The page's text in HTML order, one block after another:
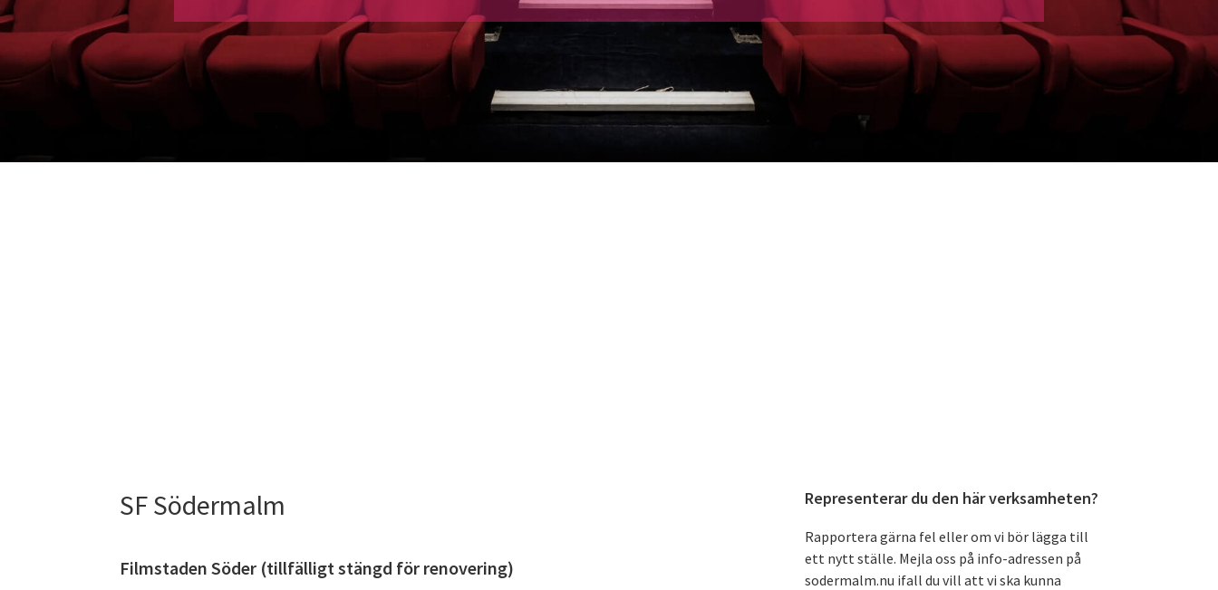
SF Södermalm
Filmstaden Söder (tillfälligt stängd för renovering)
Primärt
sidofält
Representerar du den här verksamheten?
Rapportera gärna fel eller om vi bör lägga till
ett nytt ställe. Mejla oss på info-adressen på
sodermalm.nu ifall du vill att vi ska kunna